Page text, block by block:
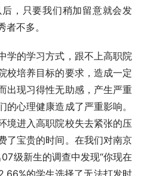
，只要我们稍加留意就会发
不多。
学的学习方式，跟不上高职院
校培养目标的要求，造成一定
出现习得性无助感，产生严重
心理健康造成了严重影响。
境进入高职院校失去紧张的压
了宝贵的时间。在我们对南京
级新生的调查中发现“你现在
的学生选择了无法打发时